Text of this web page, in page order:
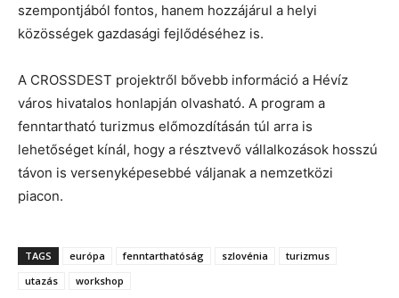
szempontjából fontos, hanem hozzájárul a helyi
közösségek gazdasági fejlődéséhez is.
A CROSSDEST projektről bővebb információ a Hévíz
város hivatalos honlapján olvasható. A program a
fenntartható turizmus előmozdításán túl arra is
lehetőséget kínál, hogy a résztvevő vállalkozások hosszú
távon is versenyképesebbé váljanak a nemzetközi
piacon.
TAGS európa fenntarthatóság szlovénia
turizmus
utazás
workshop